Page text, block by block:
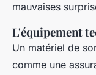
mauvaises
L'équipement
Un matériel de
comme une